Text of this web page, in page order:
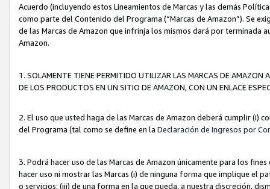
Acuerdo (incluyendo estos Lineamientos de Marcas y las demás
como parte del Contenido del Programa (“Marcas de Amazon”). Se
de las Marcas de Amazon que infrinja los mismos dará por terminada
Amazon.
1. SOLAMENTE TIENE PERMITIDO UTILIZAR LAS MARCAS DE
DE LOS PRODUCTOS EN UN SITIO DE AMAZON, CON UN ENLACE
2. El uso que usted haga de las Marcas de Amazon deberá cumplir (i)
del Programa (tal como se define en la Declaración de Ingresos por
3. Podrá hacer uso de las Marcas de Amazon únicamente para los
hacer uso ni mostrar las Marcas (i) de ninguna forma que implique el
o servicios; (iii) de una forma en la que pueda, a nuestra discreción,